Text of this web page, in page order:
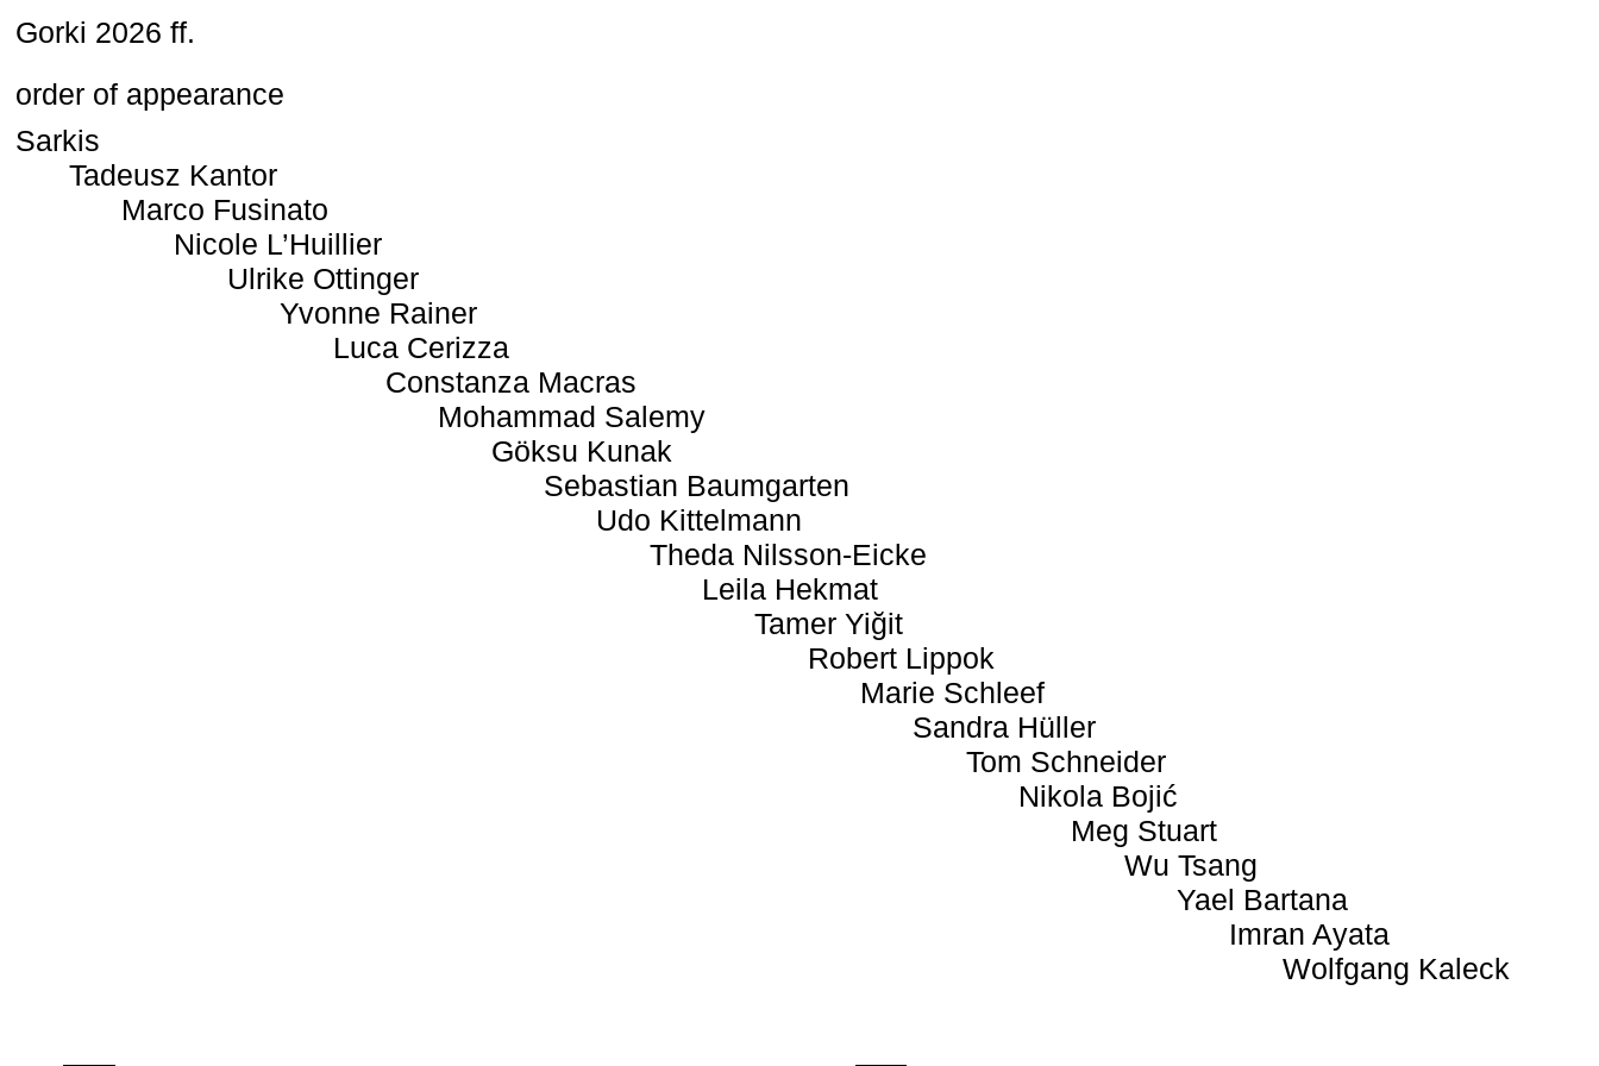
Gorki 2026 ff.
order of appearance
Sarkis
Tadeusz Kantor
Marco Fusinato
Nicole L’Huillier
Ulrike Ottinger
Yvonne Rainer
Luca Cerizza
Constanza Macras
Mohammad Salemy
Göksu Kunak
Sebastian Baumgarten
Udo Kittelmann
Theda Nilsson-Eicke
Leila Hekmat
Tamer Yiğit
Robert Lippok
Marie Schleef
Sandra Hüller
Tom Schneider
Nikola Bojić
Meg Stuart
Wu Tsang
Yael Bartana
Imran Ayata
Wolfgang Kaleck